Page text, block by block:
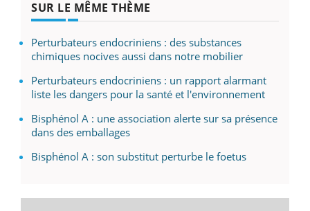
SUR LE MÊME THÈME
Perturbateurs endocriniens : des substances
chimiques nocives aussi dans notre mobilier
Perturbateurs endocriniens : un rapport alarmant
liste les dangers pour la santé et l'environnement
Bisphénol A : une association alerte sur sa présence
dans des emballages
Bisphénol A : son substitut perturbe le foetus